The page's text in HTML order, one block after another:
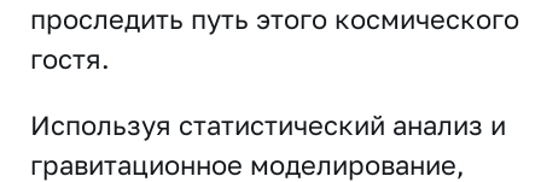
проследить путь этого космического
гостя.
Используя статистический анализ и
гравитационное моделирование,